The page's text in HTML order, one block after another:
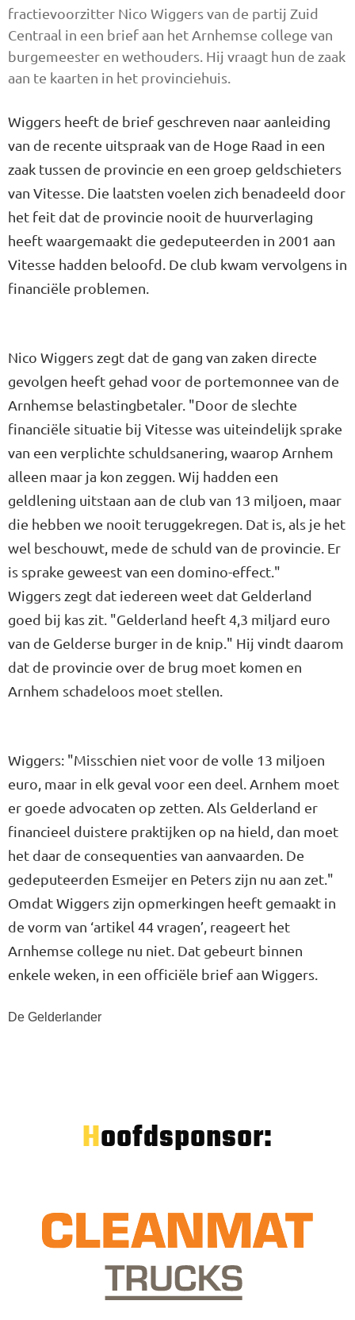
fractievoorzitter Nico Wiggers van de partij Zuid
Centraal in een brief aan het Arnhemse college van
burgemeester en wethouders. Hij vraagt hun de zaak
aan te kaarten in het provinciehuis.
Wiggers heeft de brief geschreven naar aanleiding
van de recente uitspraak van de Hoge Raad in een
zaak tussen de provincie en een groep geldschieters
van Vitesse. Die laatsten voelen zich benadeeld door
het feit dat de provincie nooit de huurverlaging
heeft waargemaakt die gedeputeerden in 2001 aan
Vitesse hadden beloofd. De club kwam vervolgens in
financiële problemen.
Nico Wiggers zegt dat de gang van zaken directe
gevolgen heeft gehad voor de portemonnee van de
Arnhemse belastingbetaler. "Door de slechte
financiële situatie bij Vitesse was uiteindelijk sprake
van een verplichte schuldsanering, waarop Arnhem
alleen maar ja kon zeggen. Wij hadden een
geldlening uitstaan aan de club van 13 miljoen, maar
die hebben we nooit teruggekregen. Dat is, als je het
wel beschouwt, mede de schuld van de provincie. Er
is sprake geweest van een domino-effect."
Wiggers zegt dat iedereen weet dat Gelderland
goed bij kas zit. "Gelderland heeft 4,3 miljard euro
van de Gelderse burger in de knip." Hij vindt daarom
dat de provincie over de brug moet komen en
Arnhem schadeloos moet stellen.
Wiggers: "Misschien niet voor de volle 13 miljoen
euro, maar in elk geval voor een deel. Arnhem moet
er goede advocaten op zetten. Als Gelderland er
financieel duistere praktijken op na hield, dan moet
het daar de consequenties van aanvaarden. De
gedeputeerden Esmeijer en Peters zijn nu aan zet."
Omdat Wiggers zijn opmerkingen heeft gemaakt in
de vorm van ‘artikel 44 vragen’, reageert het
Arnhemse college nu niet. Dat gebeurt binnen
enkele weken, in een officiële brief aan Wiggers.
De Gelderlander
Hoofdsponsor: